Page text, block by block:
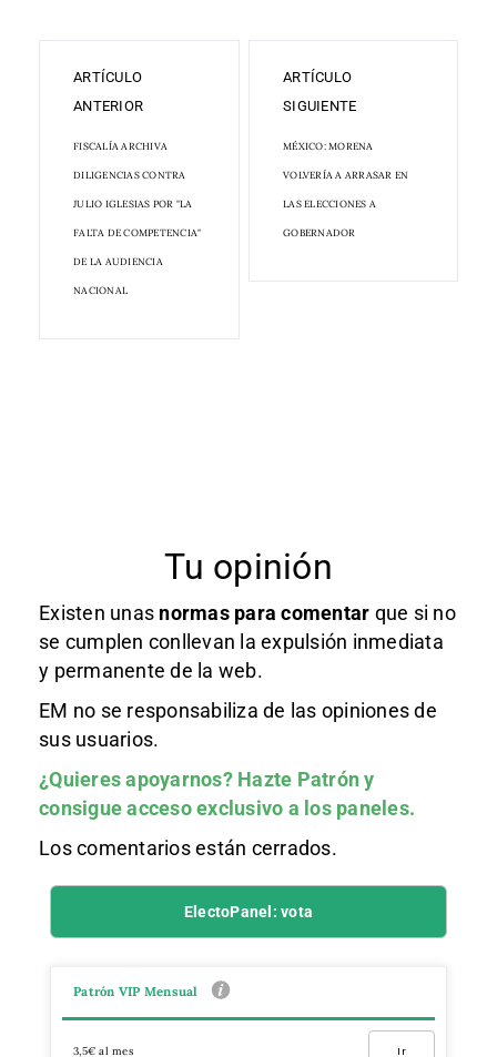
ARTÍCULO
ANTERIOR
FISCALÍA ARCHIVA
DILIGENCIAS CONTRA
JULIO IGLESIAS POR "LA
FALTA DE COMPETENCIA"
DE LA AUDIENCIA
NACIONAL
ARTÍCULO
SIGUIENTE
MÉXICO: MORENA
VOLVERÍA A ARRASAR EN
LAS ELECCIONES A
GOBERNADOR
Tu opinión
Existen unas normas para comentar que si no
se cumplen conllevan la expulsión inmediata
y permanente de la web.
EM no se responsabiliza de las opiniones de
sus usuarios.
¿Quieres apoyarnos? Hazte Patróny
consigue acceso exclusivo a los paneles.
Los comentarios están cerrados.
ElectoPanel: vota
Patrón VIP Mensual
3,5€ al mes Ir